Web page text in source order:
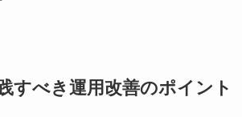
すべき運用改善のポイント